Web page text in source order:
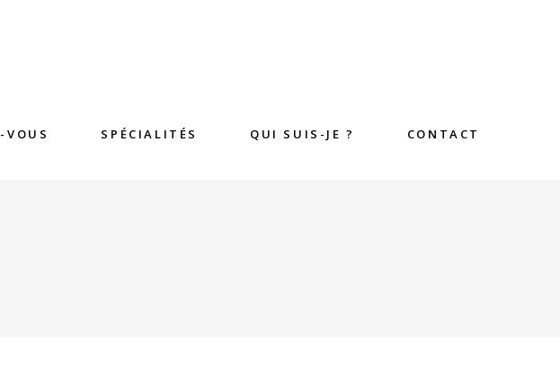
VOUS SPÉCIALITÉS QUI SUIS-JE ? CONTACT